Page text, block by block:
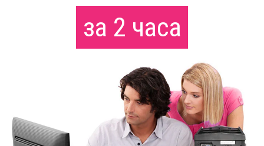
за 2 часа